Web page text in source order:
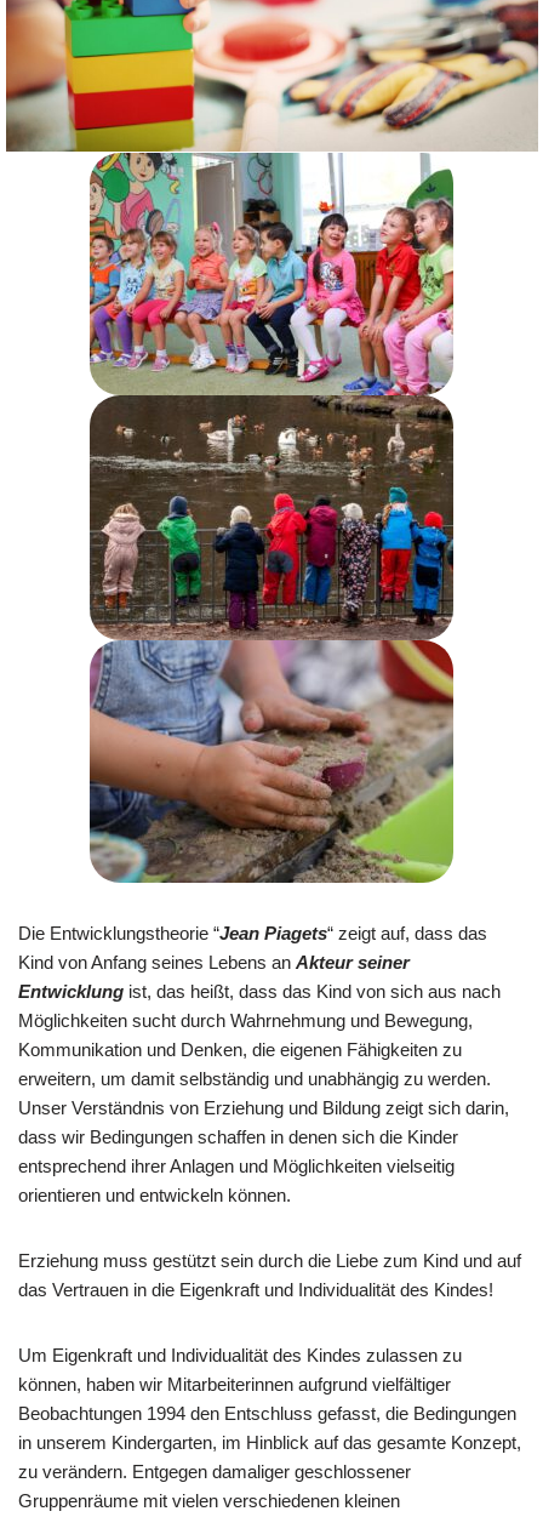
Die Entwicklungstheorie “Jean Piagets“ zeigt auf, dass das
Kind von Anfang seines Lebens an Akteur seiner
Entwicklung ist, das heißt, dass das Kind von sich aus nach
Möglichkeiten sucht durch Wahrnehmung und Bewegung,
Kommunikation und Denken, die eigenen Fähigkeiten zu
erweitern, um damit selbständig und unabhängig zu werden.
Unser Verständnis von Erziehung und Bildung zeigt sich darin,
dass wir Bedingungen schaffen in denen sich die Kinder
entsprechend ihrer Anlagen und Möglichkeiten vielseitig
orientieren und entwickeln können.
Erziehung muss gestützt sein durch die Liebe zum Kind und auf
das Vertrauen in die Eigenkraft und Individualität des Kindes!
Um Eigenkraft und Individualität des Kindes zulassen zu
können, haben wir Mitarbeiterinnen aufgrund vielfältiger
Beobachtungen 1994 den Entschluss gefasst, die Bedingungen
in unserem Kindergarten, im Hinblick auf das gesamte Konzept,
zu verändern. Entgegen damaliger geschlossener
Gruppenräume mit vielen verschiedenen kleinen